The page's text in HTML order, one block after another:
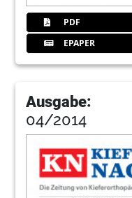
PDF
EPAPER
Ausgabe:
04/2014